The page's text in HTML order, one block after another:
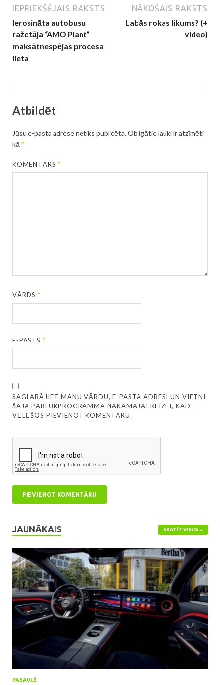
IEPRIEKŠĒJAIS RAKSTS
Ierosināta autobusu
ražotāja “AMO Plant”
maksātnespējas procesa
lieta
NĀKOŠAIS RAKSTS
Labās rokas likums? (+
video)
Atbildēt
Jūsu e-pasta adrese netiks publicēta.Obligātie lauki ir atzīmēti
kā *
KOMENTĀRS*
VĀRDS*
E-PASTS*
SAGLABĀJIET MANU VĀRDU, E-PASTA ADRESI UN VIETNI
ŠAJĀ PĀRLŪKPROGRAMMĀ NĀKAMAJAI REIZEI, KAD
VĒLĒŠOS PIEVIENOT KOMENTĀRU.
JAUNĀKAIS SKATĪT VISUS
PASAULĒ